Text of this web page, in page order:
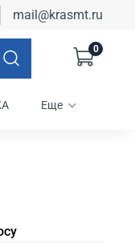
mail@krasmt.ru
0
Еще